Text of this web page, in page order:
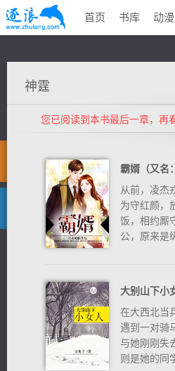
首页 书库 动漫
神霆
您已阅读到本书最后一章，再
霸婿（又名
从前，凌杰
为守红颜，
饭，相约厮
公，原来是
大别山下小
在大西北当
遇到一对骑
与她刚刚失
则是她的同